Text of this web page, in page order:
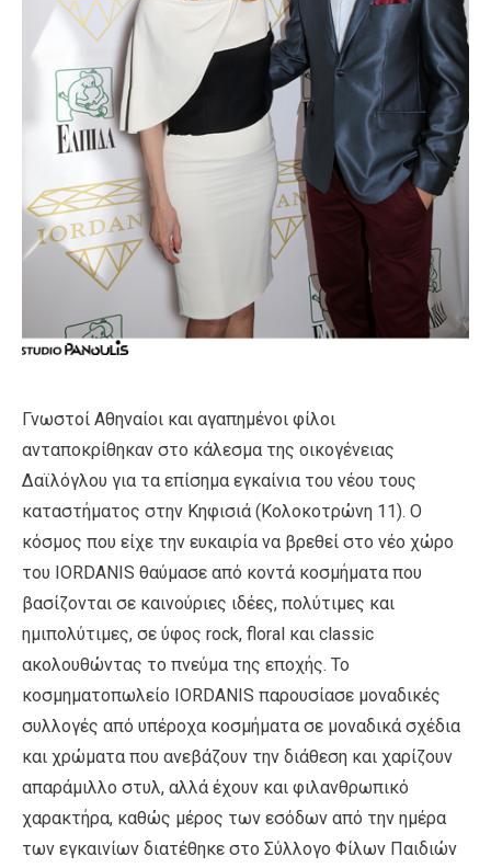
Γνωστοί Αθηναίοι και αγαπημένοι φίλοι
ανταποκρίθηκαν στο κάλεσμα της οικογένειας
Δαϊλόγλου για τα επίσημα εγκαίνια του νέου τους
καταστήματος στην Κηφισιά (Κολοκοτρώνη 11). Ο
κόσμος που είχε την ευκαιρία να βρεθεί στο νέο χώρο
του IORDANIS θαύμασε από κοντά κοσμήματα που
βασίζονται σε καινούριες ιδέες, πολύτιμες και
ημιπολύτιμες, σε ύφος rock, floral και classic
ακολουθώντας το πνεύμα της εποχής. Το
κοσμηματοπωλείο IORDANIS παρουσίασε μοναδικές
συλλογές από υπέροχα κοσμήματα σε μοναδικά σχέδια
και χρώματα που ανεβάζουν την διάθεση και χαρίζουν
απαράμιλλο στυλ, αλλά έχουν και φιλανθρωπικό
χαρακτήρα, καθώς μέρος των εσόδων από την ημέρα
των εγκαινίων διατέθηκε στο Σύλλογο Φίλων Παιδιών